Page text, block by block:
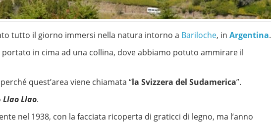
tutto il giorno immersi nella natura intorno a Bariloche, in Argentina.
portato in cima ad una collina, dove abbiamo potuto ammirare il
quest’area viene chiamata “la Svizzera del Sudamerica”.
Llao Llao.
nel 1938, con la facciata ricoperta di graticci di legno, ma l’anno